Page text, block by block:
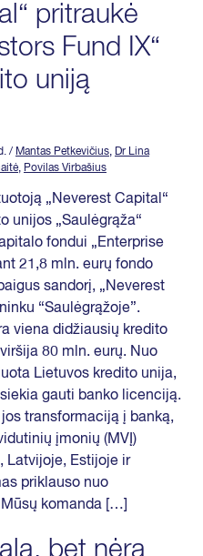
pritraukė
Fund IX“
uniją
/ Mantas Petkevičius, Dr Lina
, Povilas Virbašius
„Neverest Capital“
unijos „Saulėgrąža“
fondui „Enterprise
21,8 mln. eurų fondo
sandorį, „Neverest
“Saulėgrąžoje”.
viena didžiausių kredito
80 mln. eurų. Nuo
Lietuvos kredito unija,
gauti banko licenciją.
transformaciją į banką,
įmonių (MVĮ)
Latvijoje, Estijoje ir
priklauso nuo
komanda […]
bet nėra